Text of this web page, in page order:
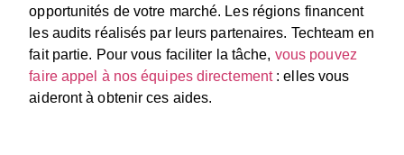
opportunités de votre marché. Les régions financent
les audits réalisés par leurs partenaires. Techteam en
fait partie. Pour vous faciliter la tâche, vous pouvez
faire appel à nos équipes directement: elles vous
aideront à obtenir ces aides.